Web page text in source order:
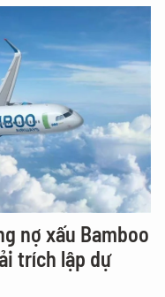
nợ xấu Bamboo
trích lập dự